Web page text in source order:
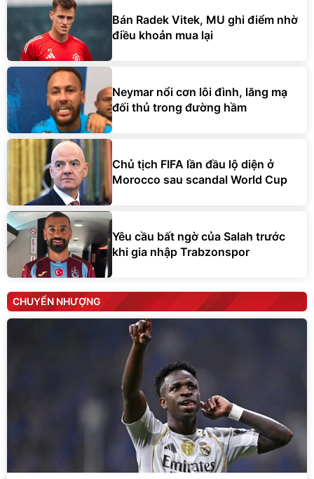
Bán Radek Vitek, MU ghi điểm nhờ
điều khoản mua lại
Neymar nổi cơn lôi đình, lăng mạ
đối thủ trong đường hầm
Chủ tịch FIFA lần đầu lộ diện ở
Morocco sau scandal World Cup
Yêu cầu bất ngờ của Salah trước
khi gia nhập Trabzonspor
CHUYỂN NHƯỢNG